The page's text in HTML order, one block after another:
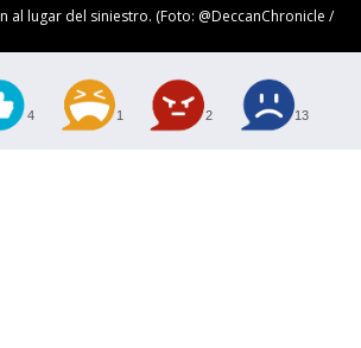
al lugar del siniestro. (Foto: @DeccanChronicle /
4 1 2 13